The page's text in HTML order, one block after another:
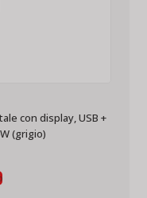
con display, USB +
(grigio)